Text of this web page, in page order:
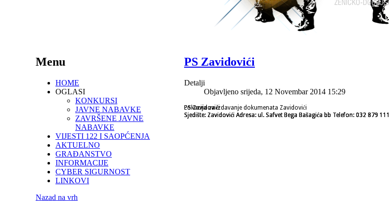
PS Zavidovići
Detalji
Objavljeno srijeda, 12 Novembar 2014 15:29
PS Zavidovići
Sjedište: Zavidovići Adresa: ul. Safvet Bega Bašagića bb Telefon: 032 879 111
PS Zavidovići
Sjedište: Zavidovići Adresa: ul. Safvet Bega Bašagića bb Telefon: 032 879 111
Lokacija za izdavanje dokumenata Zavidovići
Sjedište: Zavidovići Adresa: ul. Safvet Bega Bašagića bb Telefon: 032 879 111
Menu
HOME
OGLASI
KONKURSI
JAVNE NABAVKE
ZAVRŠENE JAVNE
NABAVKE
VIJESTI 122 I SAOPĆENJA
AKTUELNO
GRAĐANSTVO
INFORMACIJE
CYBER SIGURNOST
LINKOVI
Nazad na vrh